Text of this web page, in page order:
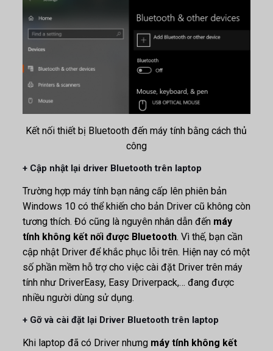
Kết nối thiết bị Bluetooth đến máy tính bằng cách thủ
công
+ Cập nhật lại driver Bluetooth trên laptop
Trường hợp máy tính bạn nâng cấp lên phiên bản
Windows 10 có thể khiến cho bản Driver cũ không còn
tương thích. Đó cũng là nguyên nhân dẫn đến máy
tính không kết nối được Bluetooth. Vì thế, bạn cần
cập nhật Driver để khắc phục lỗi trên. Hiện nay có một
số phần mềm hỗ trợ cho việc cài đặt Driver trên máy
tính như DriverEasy, Easy Driverpack,… đang được
nhiều người dùng sử dụng.
+ Gỡ và cài đặt lại Driver Bluetooth trên laptop
Khi laptop đã có Driver nhưng máy tính không kết